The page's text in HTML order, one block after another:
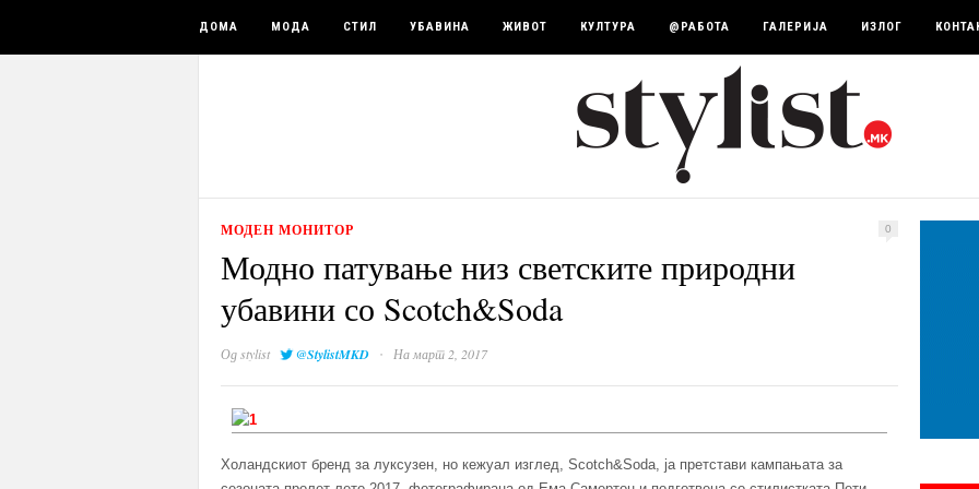
ДОМА МОДА СТИЛ УБАВИНА ЖИВОТ КУЛТУРА @РАБОТА ГАЛЕРИЈА ИЗЛОГ
МОДЕН МОНИТОР 0
Модно патување низ светските природни
убавини со Scotch&Soda
Одstylist @StylistMKD · На март 2, 2017
Холандскиот бренд за луксузен, но кежуал изглед, Scotch&Soda, ја претстави кампањата за